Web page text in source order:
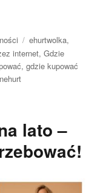
Tagi
ehurtwolka,
internet,Gdzie
,gdzie kupować
lato –